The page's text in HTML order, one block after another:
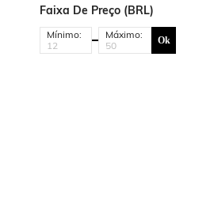
Faixa De Preço (BRL)
Mínimo: Máximo: Ok